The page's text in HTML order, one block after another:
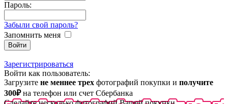
Пароль:
Забыли свой пароль?
Запомнить меня
Зарегистрироваться
Войти как пользователь:
Загрузите не меннее трех фотографий покупки и получите
300₽на телефон или счет Сбербанка